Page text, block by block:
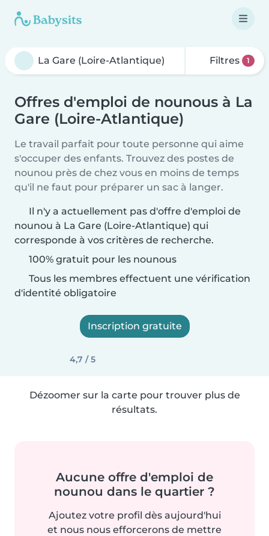
Filtres 1
Offres d'emploi de nounous à La
Gare (Loire-Atlantique)
Le travail parfait pour toute personne qui aime
s'occuper des enfants. Trouvez des postes de
nounou près de chez vous en moins de temps
qu'il ne faut pour préparer un sac à langer.
Il n'y a actuellement pas d'offre d'emploi de
nounou à La Gare (Loire-Atlantique) qui
corresponde à vos critères de recherche.
100% gratuit pour les nounous
Tous les membres effectuent une vérification
d'identité obligatoire
Inscription gratuite
4,7 / 5
Dézoomer sur la carte pour trouver plus de
résultats.
Aucune offre d'emploi de
nounou dans le quartier ?
Ajoutez votre profil dès aujourd'hui
et nous nous efforcerons de mettre